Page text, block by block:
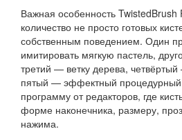
Важная особенность
количество не просто готовых
собственным поведением. Один
имитировать мягкую пастель,
третий — ветку дерева,
пятый — эффектный процедурный
программу от редакторов, где
форме наконечника, размеру,
нажима.